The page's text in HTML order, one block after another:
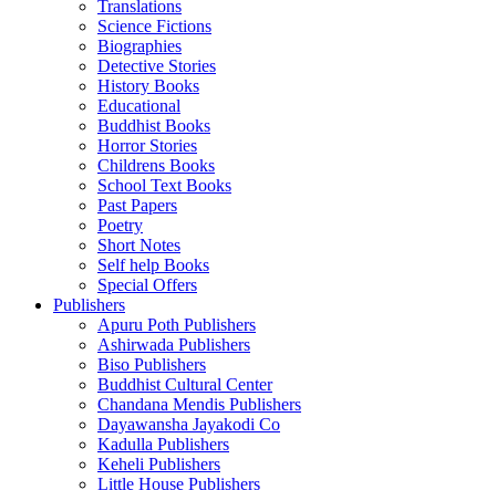
Translations
Science Fictions
Biographies
Detective Stories
History Books
Educational
Buddhist Books
Horror Stories
Childrens Books
School Text Books
Past Papers
Poetry
Short Notes
Self help Books
Special Offers
Publishers
Apuru Poth Publishers
Ashirwada Publishers
Biso Publishers
Buddhist Cultural Center
Chandana Mendis Publishers
Dayawansha Jayakodi Co
Kadulla Publishers
Keheli Publishers
Little House Publishers